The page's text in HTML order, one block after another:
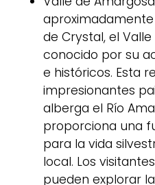
aproximadamente
de Crystal, el
conocido por su
e históricos. Esta
impresionantes
alberga el Río
proporciona una
para la vida
local. Los
pueden explorar